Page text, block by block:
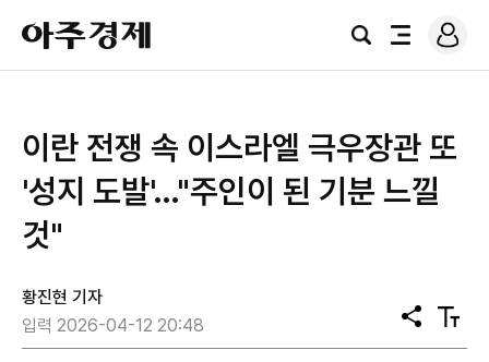
아
주
경
검
전
로
그
이란 전쟁 속 이스라엘 극우장관 또
'성지 도발'…"주인이 된 기분 느낄
것"
황진현 기자
입력 2026-04-12 20:48
공
유
텍
스